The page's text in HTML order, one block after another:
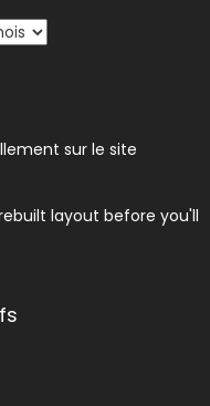
sur le site
layout before you'll